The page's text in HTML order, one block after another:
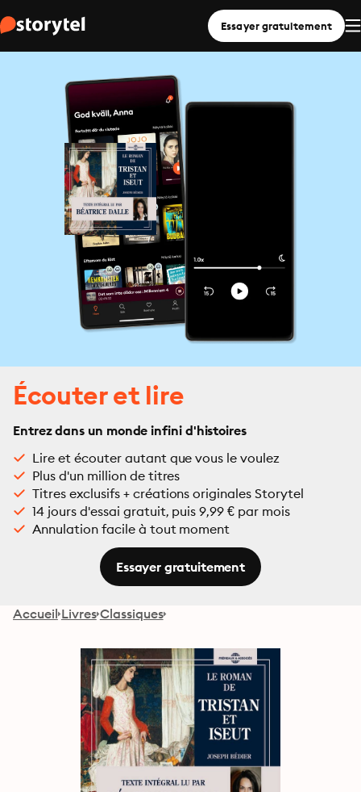
Essayer gratuitement
Écouter et lire
Entrez dans un monde infini d'histoires
Lire et écouter autant que vous le voulez
Plus d'un million de titres
Titres exclusifs + créations originales Storytel
14 jours d'essai gratuit, puis 9,99 € par mois
Annulation facile à tout moment
Essayer gratuitement
Accueil Livres Classiques